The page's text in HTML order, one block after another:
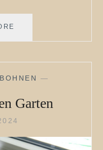
BOHNEN —
Garten